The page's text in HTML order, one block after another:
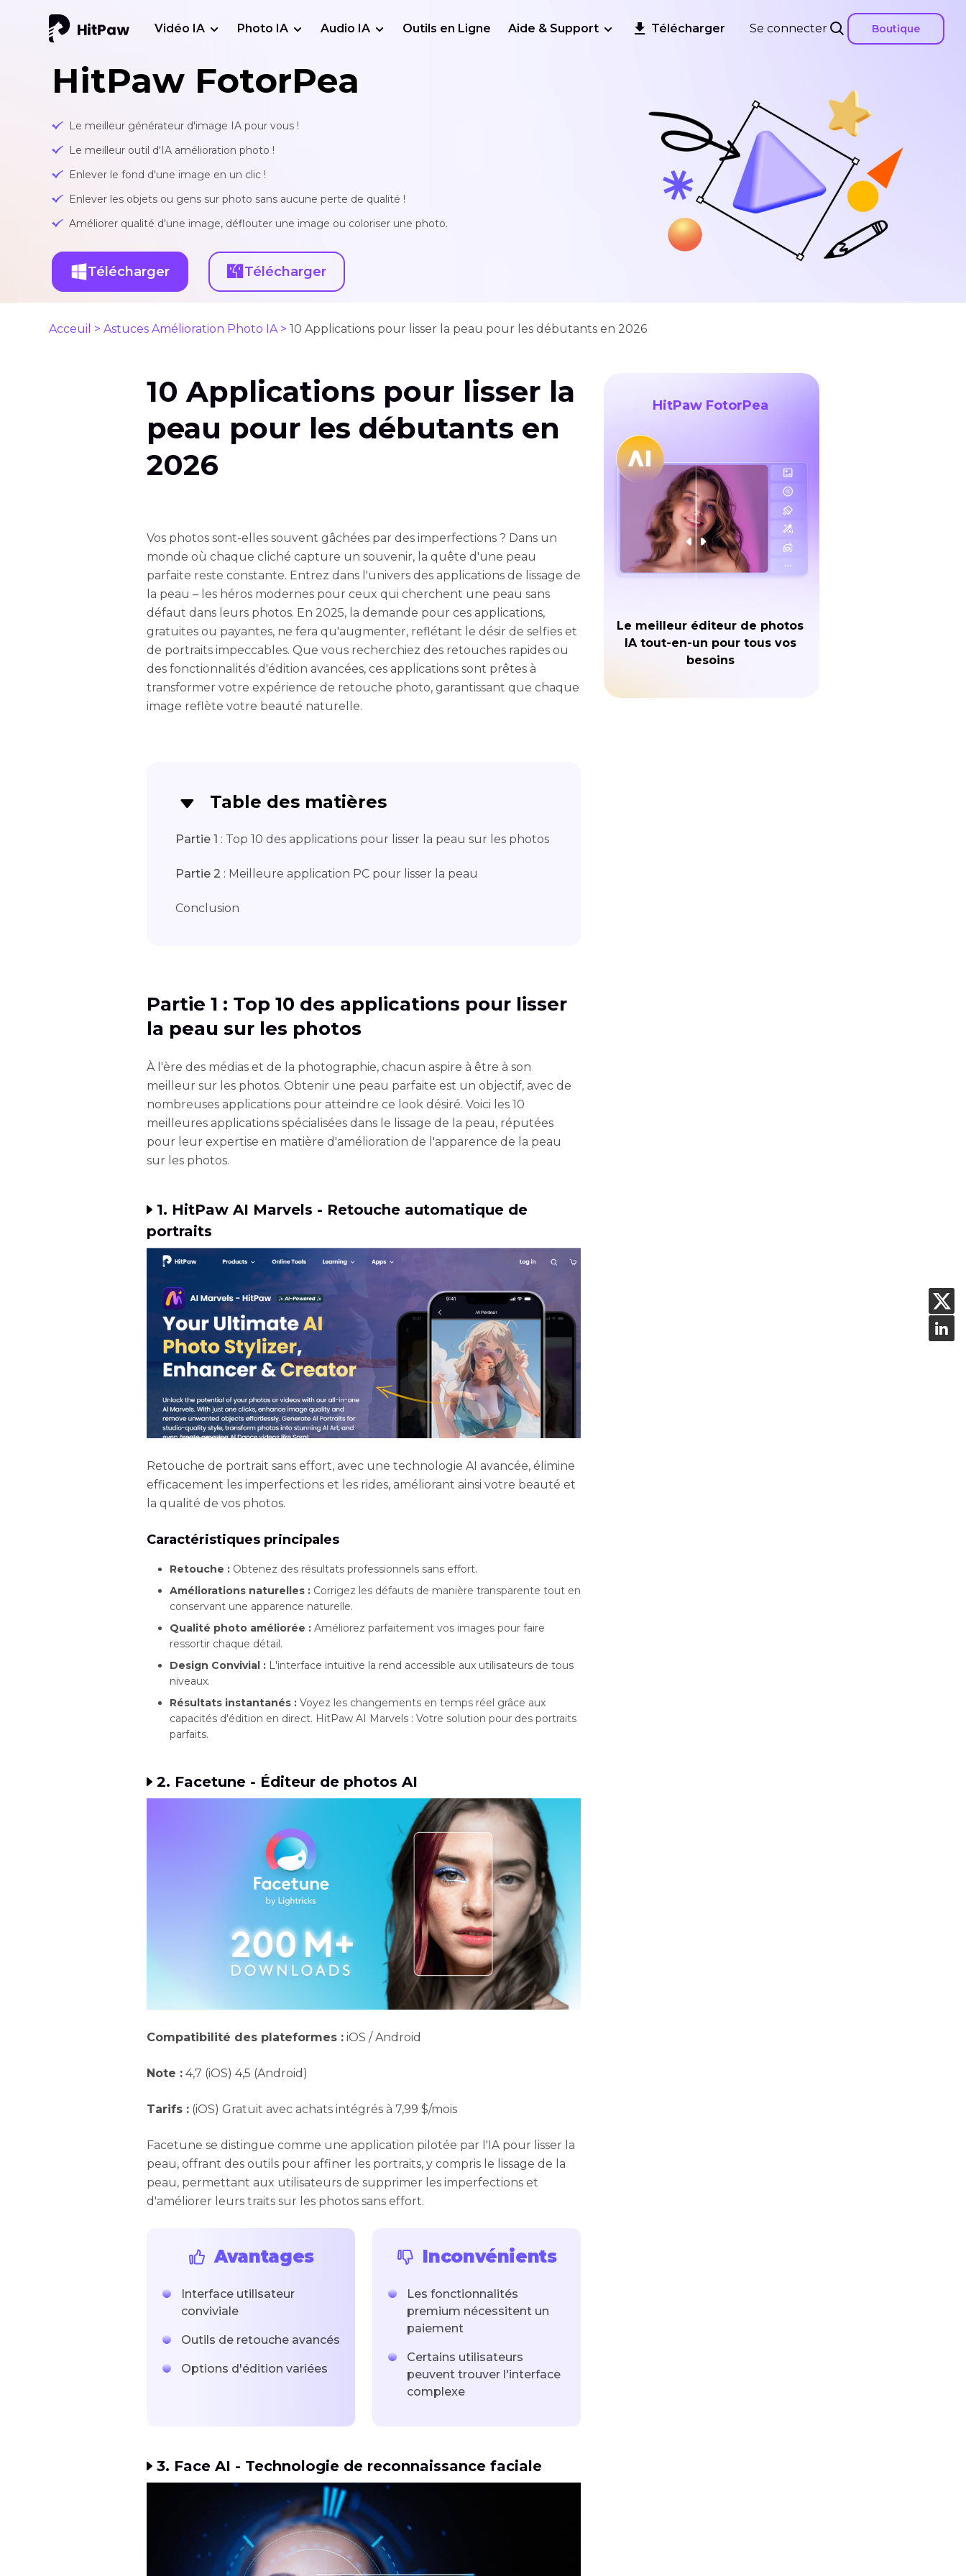
Se connecter Boutique
Vidéo IA Photo IA Audio IA Outils en Ligne Aide & Support Télécharger
HitPaw FotorPea
Le meilleur générateur d'image IA pour vous !
Le meilleur outil d'IA amélioration photo !
Enlever le fond d'une image en un clic !
Enlever les objets ou gens sur photo sans aucune perte de qualité !
Améliorer qualité d'une image, déflouter une image ou coloriser une photo.
Télécharger Télécharger
Acceuil > Astuces Amélioration Photo IA > 10 Applications pour lisser la peau pour les débutants en 2026
10 Applications pour lisser la
peau pour les débutants en
2026
Vos photos sont-elles souvent gâchées par des imperfections ? Dans un
monde où chaque cliché capture un souvenir, la quête d'une peau
parfaite reste constante. Entrez dans l'univers des applications de lissage de
la peau – les héros modernes pour ceux qui cherchent une peau sans
défaut dans leurs photos. En 2025, la demande pour ces applications,
gratuites ou payantes, ne fera qu'augmenter, reflétant le désir de selfies et
de portraits impeccables. Que vous recherchiez des retouches rapides ou
des fonctionnalités d'édition avancées, ces applications sont prêtes à
transformer votre expérience de retouche photo, garantissant que chaque
image reflète votre beauté naturelle.
Table des matières
Partie 1 : Top 10 des applications pour lisser la peau sur les photos
Partie 2 : Meilleure application PC pour lisser la peau
Conclusion
Partie 1 : Top 10 des applications pour lisser
la peau sur les photos
À l'ère des médias et de la photographie, chacun aspire à être à son
meilleur sur les photos. Obtenir une peau parfaite est un objectif, avec de
nombreuses applications pour atteindre ce look désiré. Voici les 10
meilleures applications spécialisées dans le lissage de la peau, réputées
pour leur expertise en matière d'amélioration de l'apparence de la peau
sur les photos.
1. HitPaw AI Marvels - Retouche automatique de
portraits
Retouche de portrait sans effort, avec une technologie AI avancée, élimine
efficacement les imperfections et les rides, améliorant ainsi votre beauté et
la qualité de vos photos.
Caractéristiques principales
Retouche : Obtenez des résultats professionnels sans effort.
Améliorations naturelles : Corrigez les défauts de manière transparente tout en
conservant une apparence naturelle.
Qualité photo améliorée : Améliorez parfaitement vos images pour faire
ressortir chaque détail.
Design Convivial : L'interface intuitive la rend accessible aux utilisateurs de tous
niveaux.
Résultats instantanés : Voyez les changements en temps réel grâce aux
capacités d'édition en direct. HitPaw AI Marvels : Votre solution pour des portraits
parfaits.
2. Facetune - Éditeur de photos AI
Compatibilité des plateformes : iOS / Android
Note : 4,7 (iOS) 4,5 (Android)
Tarifs : (iOS) Gratuit avec achats intégrés à 7,99 $/mois
Facetune se distingue comme une application pilotée par l'IA pour lisser la
peau, offrant des outils pour affiner les portraits, y compris le lissage de la
peau, permettant aux utilisateurs de supprimer les imperfections et
d'améliorer leurs traits sur les photos sans effort.
Avantages
Interface utilisateur
conviviale
Outils de retouche avancés
Options d'édition variées
Inconvénients
Les fonctionnalités
premium nécessitent un
paiement
Certains utilisateurs
peuvent trouver l'interface
complexe
3. Face AI - Technologie de reconnaissance faciale
HitPaw FotorPea
Le meilleur éditeur de photos
IA tout-en-un pour tous vos
besoins